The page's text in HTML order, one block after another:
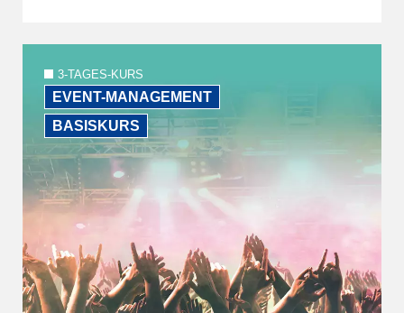
3-TAGES-KURS
EVENT-MANAGEMENT
BASISKURS